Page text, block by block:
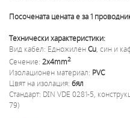
Посочената цената е за 1
Технически характеристики:
Вид кабел: ЕдножиленCu , син и
Сечение: 2x4mm2
Изолационен материал: PVC
Цвят на изолация: бял
Стандарт: DIN VDE 0281-5,
79)